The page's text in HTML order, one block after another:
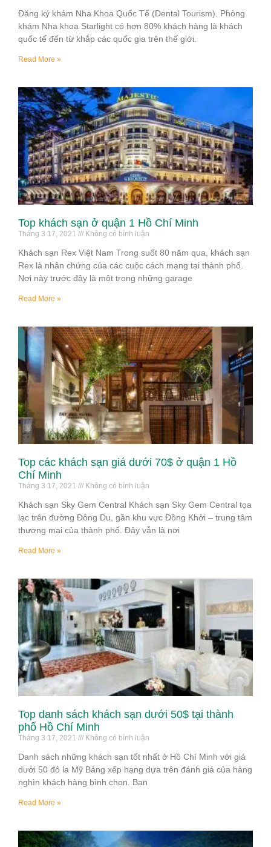
Đăng ký khám Nha Khoa Quốc Tế (Dental Tourism). Phòng
khám Nha khoa Starlight có hơn 80% khách hàng là khách
quốc tế đến từ khắp các quốc gia trên thế giới.
Read More »
Top khách sạn ở quận 1 Hồ Chí Minh
Tháng 3 17, 2021 Không có bình luận
Khách sạn Rex Việt Nam Trong suốt 80 năm qua, khách sạn
Rex là nhân chứng của các cuộc cách mạng tại thành phố.
Nơi này trước đây là một trong những garage
Read More »
Top các khách sạn giá dưới 70$ ở quận 1 Hồ
Chí Minh
Tháng 3 17, 2021 Không có bình luận
Khách sạn Sky Gem Central Khách sạn Sky Gem Central tọa
lạc trên đường Đông Du, gần khu vực Đồng Khởi – trung tâm
thương mại của thành phố. Đây vẫn là nơi
Read More »
Top danh sách khách sạn dưới 50$ tại thành
phố Hồ Chí Minh
Tháng 3 17, 2021 Không có bình luận
Danh sách những khách sạn tốt nhất ở Hồ Chí Minh với giá
dưới 50 đô la Mỹ Bảng xếp hạng dựa trên đánh giá của hàng
nghìn khách hàng bình chọn. Bạn
Read More »